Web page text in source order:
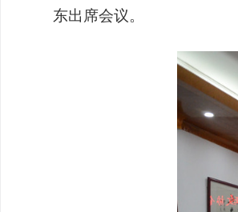
政协章程
东出席会议。